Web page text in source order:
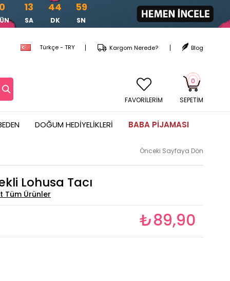
0 13
SA
44
DK
57
SN
Türkçe - TRY Blog
Kargom Nerede?
SEPETIM
0
FAVORİLERİM
DOĞUM HEDIYELIKLERI BABA PIJAMASI
Önceki Sayfaya Dön
Lohusa Tacı
₺89,90